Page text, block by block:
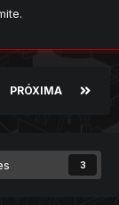
PRÓXIMA
3